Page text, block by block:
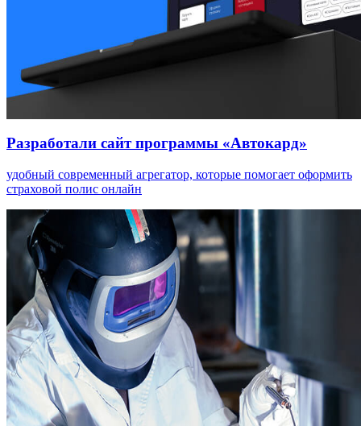
Разработали сайт программы «Автокард»
удобный современный агрегатор, которые помогает оформить
страховой полис онлайн